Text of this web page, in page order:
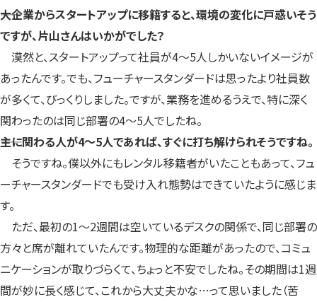
――大企業からスタートアップに移籍すると、環境の変化に戸惑いそう
ですが、片山さんはいかがでした？
漠然と、スタートアップって社員が4～5人しかいないイメージが
あったんです。でも、フューチャースタンダードは思ったより社員数
が多くて、びっくりしました。ですが、業務を進めるうえで、特に深く
関わったのは同じ部署の4～5人でしたね。
――主に関わる人が4～5人であれば、すぐに打ち解けられそうですね。
そうですね。僕以外にもレンタル移籍者がいたこともあって、フュ
ーチャースタンダードでも受け入れ態勢はできていたように感じま
す。
ただ、最初の1～2週間は空いているデスクの関係で、同じ部署の
方々と席が離れていたんです。物理的な距離があったので、コミュ
ニケーションが取りづらくて、ちょっと不安でしたね。その期間は1週
間が妙に長く感じて、これから大丈夫かな…って思いました（苦